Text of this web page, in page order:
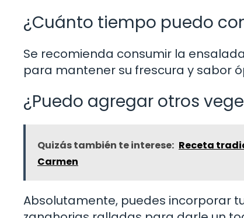
¿Cuánto tiempo puedo
Se recomienda consumir la
para mantener su frescura y sabor
¿Puedo agregar otros
Quizás también te interese: Receta
Carmen
Absolutamente, puedes incorporar